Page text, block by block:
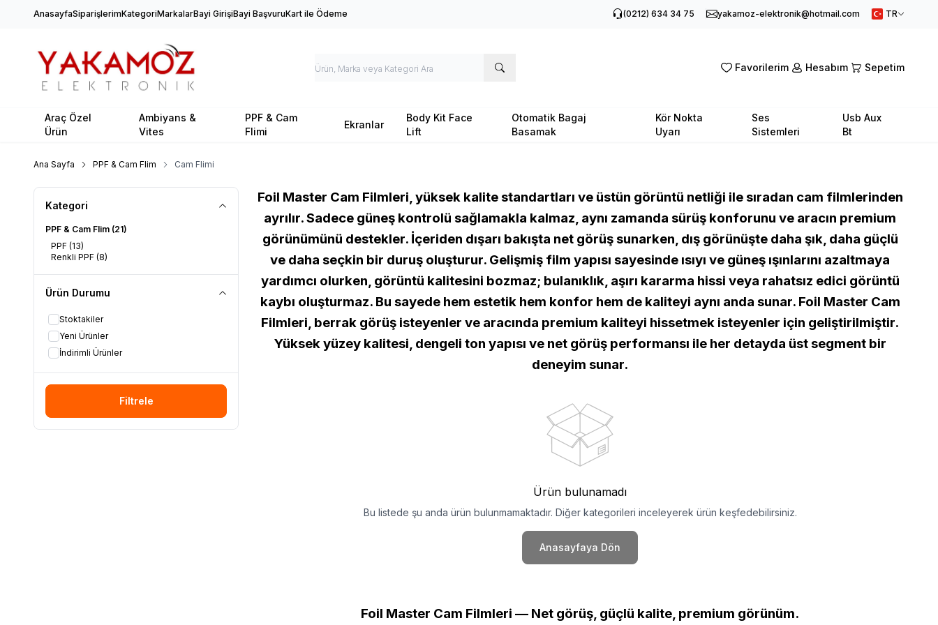
AnasayfaSiparişlerimKategoriMarkalarBayi GirişiBayi BaşvuruKart ile Ödeme (0212) 634 34 75 yakamoz-elektronik@hotmail.com TR
Favorilerim Hesabım Sepetim
Araç Özel
Ürün
Ambiyans &
Vites
PPF & Cam
Flimi
Ekranlar
Body Kit Face
Lift
Otomatik Bagaj
Basamak
Kör Nokta
Uyarı
Ses
Sistemleri
Usb Aux
Bt
Ana Sayfa PPF & Cam Flim Cam Flimi
Kategori
PPF & Cam Flim (21)
PPF (13)
Renkli PPF (8)
Ürün Durumu
Stoktakiler
Yeni Ürünler
İndirimli Ürünler
Filtrele
Foil Master Cam Filmleri, yüksek kalite standartları ve üstün görüntü netliği ile sıradan cam filmlerinden
ayrılır. Sadece güneş kontrolü sağlamakla kalmaz, aynı zamanda sürüş konforunu ve aracın premium
görünümünü destekler. İçeriden dışarı bakışta net görüş sunarken, dış görünüşte daha şık, daha güçlü
ve daha seçkin bir duruş oluşturur. Gelişmiş film yapısı sayesinde ısıyı ve güneş ışınlarını azaltmaya
yardımcı olurken, görüntü kalitesini bozmaz; bulanıklık, aşırı kararma hissi veya rahatsız edici görüntü
kaybı oluşturmaz. Bu sayede hem estetik hem konfor hem de kaliteyi aynı anda sunar. Foil Master Cam
Filmleri, berrak görüş isteyenler ve aracında premium kaliteyi hissetmek isteyenler için geliştirilmiştir.
Yüksek yüzey kalitesi, dengeli ton yapısı ve net görüş performansı ile her detayda üst segment bir
deneyim sunar.
Ürün bulunamadı
Bu listede şu anda ürün bulunmamaktadır. Diğer kategorileri inceleyerek ürün keşfedebilirsiniz.
Anasayfaya Dön
Foil Master Cam Filmleri — Net görüş, güçlü kalite, premium görünüm.